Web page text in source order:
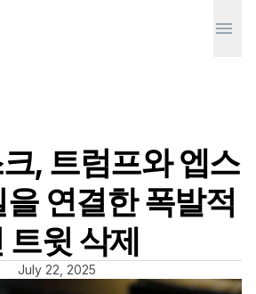
, 트럼프와 엡스
연결한 폭발적
트윗 삭제
July 22, 2025